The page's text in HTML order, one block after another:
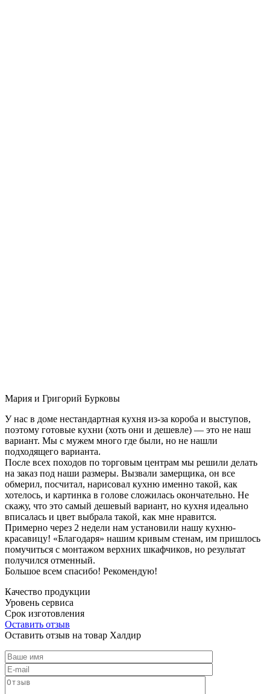
Мария и Григорий Бурковы
У нас в доме нестандартная кухня из-за короба и выступов,
поэтому готовые кухни (хоть они и дешевле) — это не наш
вариант. Мы с мужем много где были, но не нашли
подходящего варианта.
После всех походов по торговым центрам мы решили делать
на заказ под наши размеры. Вызвали замерщика, он все
обмерил, посчитал, нарисовал кухню именно такой, как
хотелось, и картинка в голове сложилась окончательно. Не
скажу, что это самый дешевый вариант, но кухня идеально
вписалась и цвет выбрала такой, как мне нравится.
Примерно через 2 недели нам установили нашу кухню-
красавицу! «Благодаря» нашим кривым стенам, им пришлось
помучиться с монтажом верхних шкафчиков, но результат
получился отменный.
Большое всем спасибо! Рекомендую!
Качество продукции
Уровень сервиса
Срок изготовления
Оставить отзыв
Оставить отзыв на товар Халдир